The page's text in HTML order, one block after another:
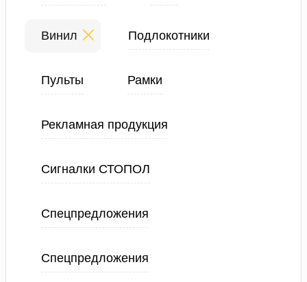
Винил Подлокотники
Пульты Рамки
Рекламная продукция
Сигналки СТОПОЛ
Спецпредложения
Спецпредложения